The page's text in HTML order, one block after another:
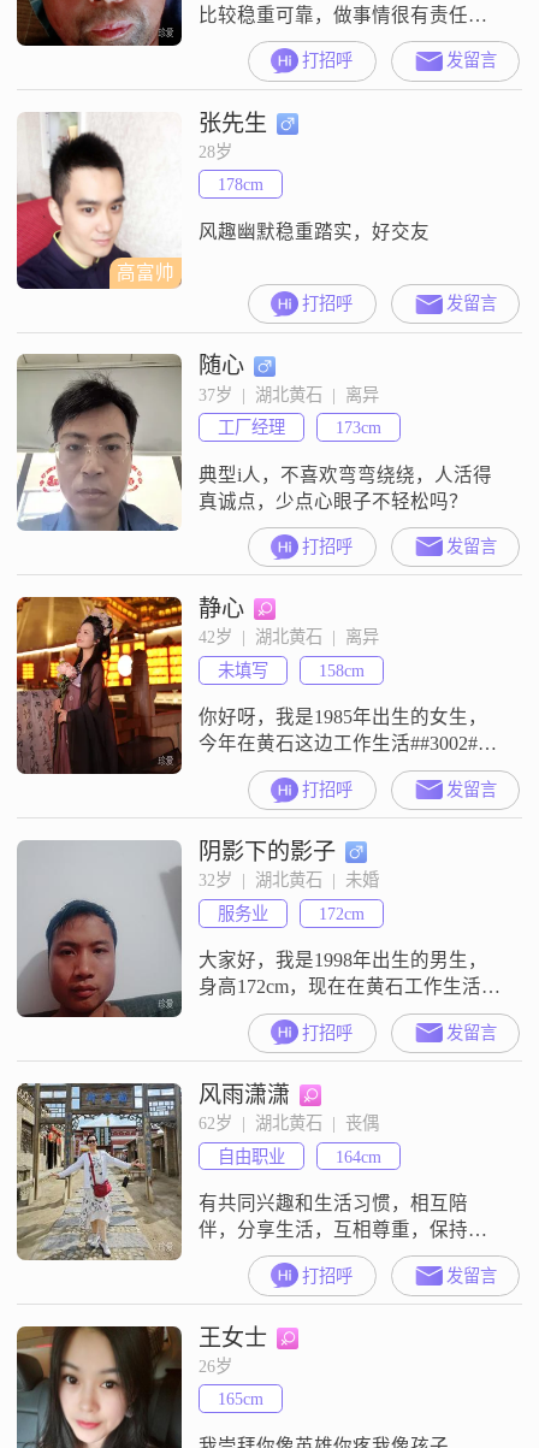
比较稳重可靠，做事情很有责任
感，平时心态也挺乐观积极的
##3002##大家都说我成熟稳重，而
且随和容易相处##3002##在我的观
念里，家庭是很重要的事情，我一
直把家庭放在很重要的位置
##3002##我不太擅长说那些花哨的
话，就是想实实在在地找个人过日
子##3002##如果你也在黄石，
打招呼 发留言
高富帅
张先生
28岁
178cm
风趣幽默稳重踏实，好交友
打招呼 发留言
随心
37岁  |  湖北黄石  |  离异
工厂经理
173cm
典型i人，不喜欢弯弯绕绕，人活得
真诚点，少点心眼子不轻松吗？
打招呼 发留言
静心
42岁  |  湖北黄石  |  离异
未填写
158cm
你好呀，我是1985年出生的女生，
今年在黄石这边工作生活##3002##
我的身高是158cm，学历是大专，目
前的月收入在3001到5000元这个区
间##3002##性格方面，我是一个善
解人意的人，平时比较重视相处时
的感受，也愿意多站在对方的角度
去考虑问题##3002##在生活里，我
是一个喜欢精致生活的人，会用心
对待日常
打招呼 发留言
阴影下的影子
32岁  |  湖北黄石  |  未婚
服务业
172cm
大家好，我是1998年出生的男生，
身高172cm，现在在黄石工作生活
##3002##我的月收入在5001到8000
元这个范围，学历是高中及以下
##3002##性格方面，我是一个乐观
积极的人，平时随和易相处，希望
大家和我在一起的时候都能感到轻
松##3002##我为人真诚可靠，做事
有责任感，也有担当##3002##平时
我是
打招呼 发留言
风雨潇潇
62岁  |  湖北黄石  |  丧偶
自由职业
164cm
有共同兴趣和生活习惯，相互陪
伴，分享生活，互相尊重，保持适
当的个人空间，接受彼此的生活经
历和家庭关系。
打招呼 发留言
王女士
26岁
165cm